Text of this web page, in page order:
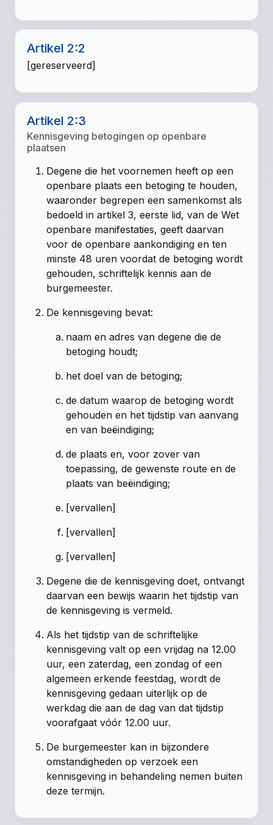
Artikel 2:2
[gereserveerd]
Artikel 2:3
Kennisgeving betogingen op openbare
plaatsen
Degene die het voornemen heeft op een
openbare plaats een betoging te houden,
waaronder begrepen een samenkomst als
bedoeld in artikel 3, eerste lid, van de Wet
openbare manifestaties, geeft daarvan
voor de openbare aankondiging en ten
minste 48 uren voordat de betoging wordt
gehouden, schriftelijk kennis aan de
burgemeester.
De kennisgeving bevat:
naam en adres van degene die de
betoging houdt;
het doel van de betoging;
de datum waarop de betoging wordt
gehouden en het tijdstip van aanvang
en van beëindiging;
de plaats en, voor zover van
toepassing, de gewenste route en de
plaats van beëindiging;
[vervallen]
[vervallen]
[vervallen]
Degene die de kennisgeving doet, ontvangt
daarvan een bewijs waarin het tijdstip van
de kennisgeving is vermeld.
Als het tijdstip van de schriftelijke
kennisgeving valt op een vrijdag na 12.00
uur, een zaterdag, een zondag of een
algemeen erkende feestdag, wordt de
kennisgeving gedaan uiterlijk op de
werkdag die aan de dag van dat tijdstip
voorafgaat vóór 12.00 uur.
De burgemeester kan in bijzondere
omstandigheden op verzoek een
kennisgeving in behandeling nemen buiten
deze termijn.